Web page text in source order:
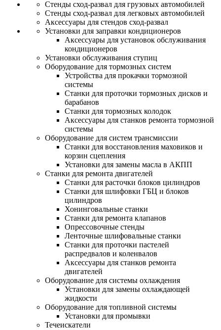
Стенды сход-развал для грузовых автомобилей
Стенды сход-развал для легковых автомобилей
Аксессуары для стендов сход-развал
Установки для заправки кондиционеров
Аксессуары для установок обслуживания
кондиционеров
Установки обслуживания ступиц
Оборудование для тормозных систем
Устройства для прокачки тормозной
системы
Станки для проточки тормозных дисков и
барабанов
Станки для тормозных колодок
Аксессуары для станков ремонта тормозной
системы
Оборудование для систем трансмиссии
Станки для восстановления маховиков и
корзин сцепления
Установки для замены масла в АКПП
Станки для ремонта двигателей
Станки для расточки блоков цилиндров
Станки для шлифовки ГБЦ и блоков
цилиндров
Хонинговальные станки
Станки для ремонта клапанов
Опрессовочные стенды
Ленточные шлифовальные станки
Станки для проточки пастелей
распредвалов и коленвалов
Аксессуары для станков ремонта
двигателей
Оборудование для системы охлаждения
Установки для замены охлаждающей
жидкости
Оборудование для топливной системы
Установки для промывки
Течеискатели